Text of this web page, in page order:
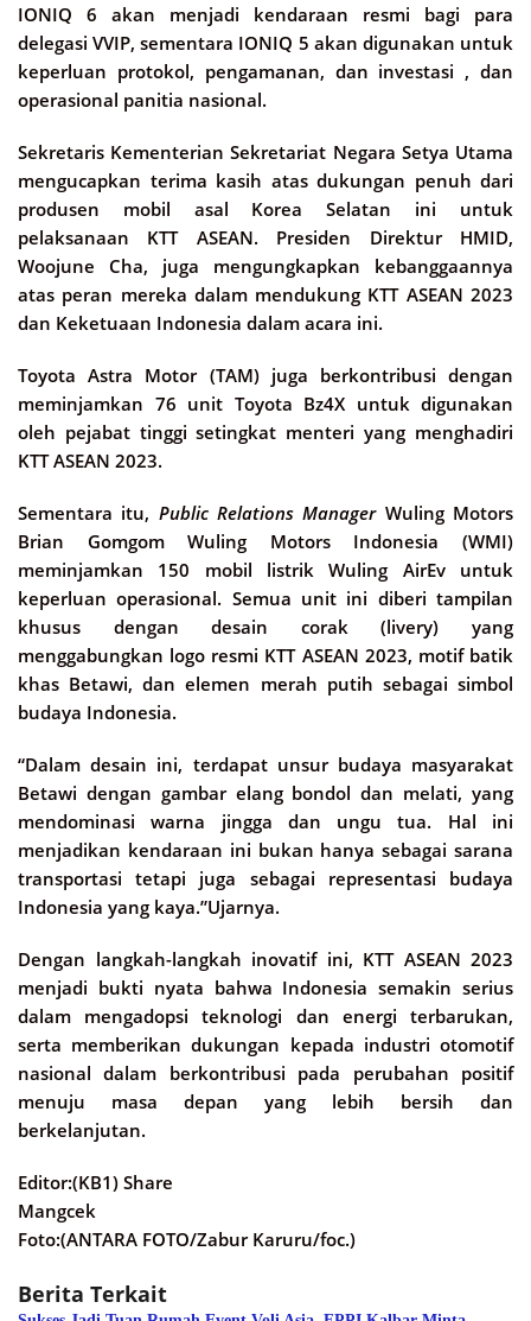
IONIQ 6 akan menjadi kendaraan resmi bagi para
delegasi VVIP, sementara IONIQ 5 akan digunakan untuk
keperluan protokol, pengamanan, dan investasi , dan
operasional panitia nasional.
Sekretaris Kementerian Sekretariat Negara Setya Utama
mengucapkan terima kasih atas dukungan penuh dari
produsen mobil asal Korea Selatan ini untuk
pelaksanaan KTT ASEAN. Presiden Direktur HMID,
Woojune Cha, juga mengungkapkan kebanggaannya
atas peran mereka dalam mendukung KTT ASEAN 2023
dan Keketuaan Indonesia dalam acara ini.
Toyota Astra Motor (TAM) juga berkontribusi dengan
meminjamkan 76 unit Toyota Bz4X untuk digunakan
oleh pejabat tinggi setingkat menteri yang menghadiri
KTT ASEAN 2023.
Sementara itu, Public Relations ManagerWuling Motors
Brian Gomgom Wuling Motors Indonesia (WMI)
meminjamkan 150 mobil listrik Wuling AirEv untuk
keperluan operasional. Semua unit ini diberi tampilan
khusus dengan desain corak (livery) yang
menggabungkan logo resmi KTT ASEAN 2023, motif batik
khas Betawi, dan elemen merah putih sebagai simbol
budaya Indonesia.
“Dalam desain ini, terdapat unsur budaya masyarakat
Betawi dengan gambar elang bondol dan melati, yang
mendominasi warna jingga dan ungu tua. Hal ini
menjadikan kendaraan ini bukan hanya sebagai sarana
transportasi tetapi juga sebagai representasi budaya
Indonesia yang kaya.”Ujarnya.
Dengan langkah-langkah inovatif ini, KTT ASEAN 2023
menjadi bukti nyata bahwa Indonesia semakin serius
dalam mengadopsi teknologi dan energi terbarukan,
serta memberikan dukungan kepada industri otomotif
nasional dalam berkontribusi pada perubahan positif
menuju masa depan yang lebih bersih dan
berkelanjutan.
Editor:(KB1) Share
Mangcek
Foto:(ANTARA FOTO/Zabur Karuru/foc.)
Berita Terkait